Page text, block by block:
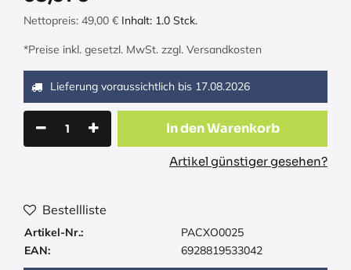
Nettopreis: 49,00 € Inhalt: 1.0 Stck.
*Preise inkl. gesetzl. MwSt. zzgl. Versandkosten
Lieferung voraussichtlich bis 17.08.2026
In den Warenkorb
Artikel günstiger gesehen?
Bestellliste
Artikel-Nr.:
PACXO0025
EAN:
6928819533042